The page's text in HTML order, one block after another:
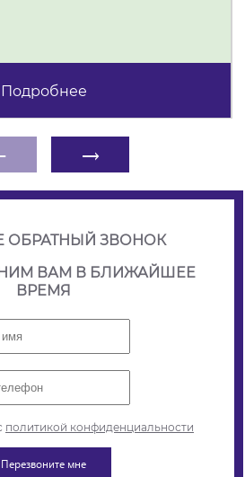
Подробнее
→
ОБРАТНЫЙ ЗВОНОК
ВАМ В БЛИЖАЙШЕЕ
ВРЕМЯ
политикой конфиденциальности